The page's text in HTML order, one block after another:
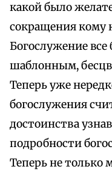
какой было
сокращения кому
Богослужение все
шаблонным,
Теперь уже
богослужения
достоинства
подробности
Теперь не только